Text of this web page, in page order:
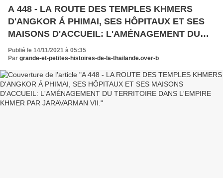
A 448 - LA ROUTE DES TEMPLES KHMERS
D'ANGKOR Á PHIMAI, SES HÔPITAUX ET SES
MAISONS D'ACCUEIL: L'AMÉNAGEMENT DU
TERRITOIRE DANS L'EMPIRE KHMER PAR
JARAVARMAN VII.
Publié le 14/11/2021 à 05:35
Par grande-et-petites-histoires-de-la-thailande.over-b